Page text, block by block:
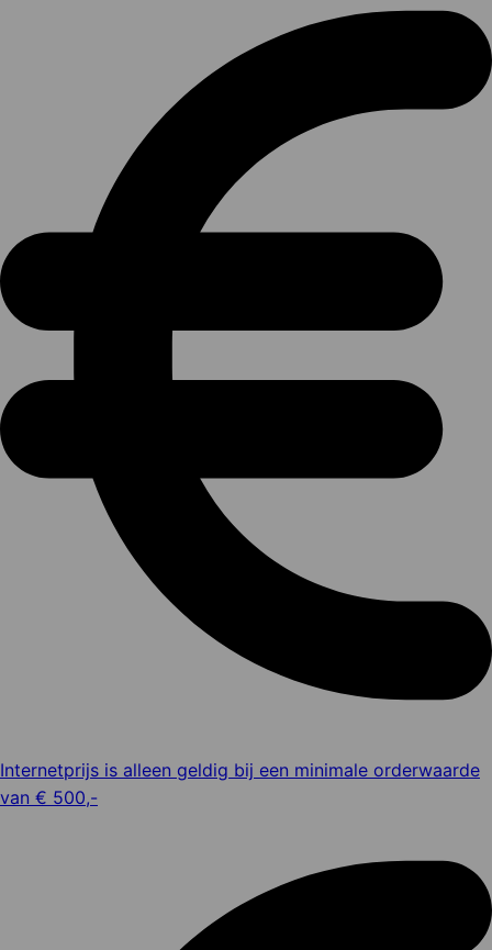
Internetprijs is alleen geldig bij een minimale orderwaarde
van € 500,-